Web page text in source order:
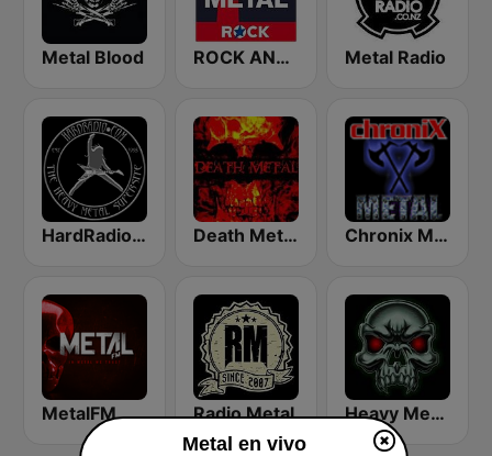
Metal Blood ROCK ANTENNE Heavy Metal Metal Radio
HardRadio.com Death Metal! Chronix Metal
MetalFM Radio Metal Heavy Metal Radio
Metal en vivo